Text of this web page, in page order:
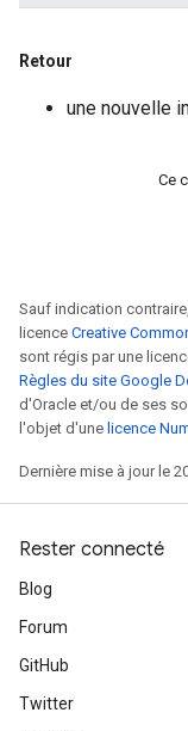
Retour
une nouvelle
Ce
Sauf indication
licence Creative
sont régis par une
Règles du site Google
d'Oracle et/ou de ses
l'objet d'une licence
Dernière mise à jour le
Rester connecté
Blog
Forum
GitHub
Twitter